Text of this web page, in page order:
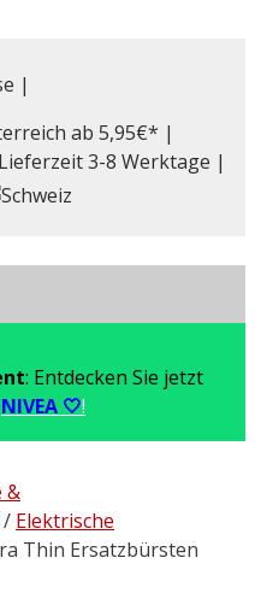
|
ab 5,95€* |
3-8 Werktage |
: Entdecken Sie jetzt
NIVEA 🤍!
&
/ Elektrische
Thin Ersatzbürsten